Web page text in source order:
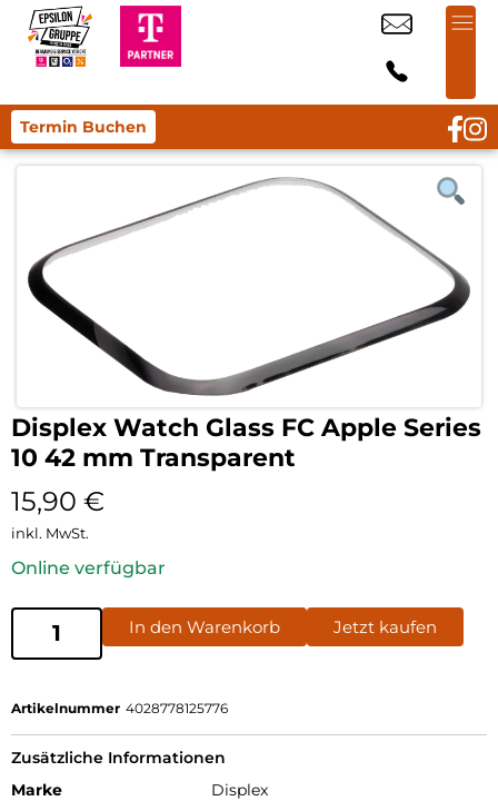
Termin Buchen
Displex Watch Glass FC Apple Series
10 42 mm Transparent
15,90 €
inkl. MwSt.
Online verfügbar
In den Warenkorb Jetzt kaufen
Artikelnummer 4028778125776
Zusätzliche Informationen
Marke
Displex